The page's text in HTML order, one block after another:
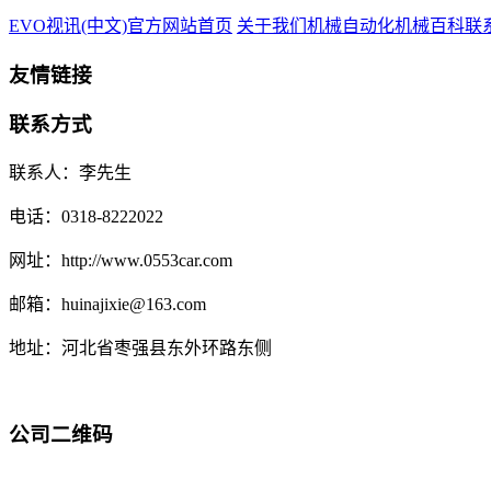
EVO视讯(中文)官方网站首页 关于我们 机械自动化机械百科联
友情链接
联系方式
联系人：李先生
电话：0318-8222022
网址：http://www.0553car.com
邮箱：huinajixie@163.com
地址：河北省枣强县东外环路东侧
公司二维码